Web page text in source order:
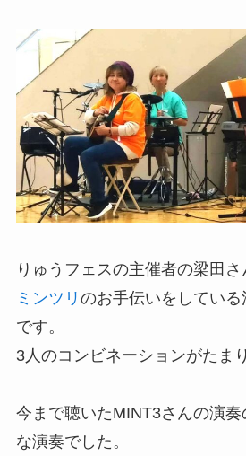
りゅうフェスの主催者の梁田さ
ミンツリ のお手伝いをしてい
です。
3人のコンビネーションがたま
今まで聴いたMINT3さんの演奏
な演奏でした。